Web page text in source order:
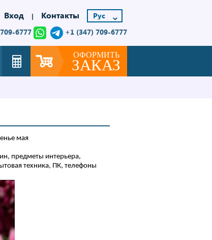
Вход | Контакты
6777 +1 (347) 709-6777
ОФОРМИТЬ
ЗАКАЗ
мая
предметы интерьера,
техника, ПК, телефоны